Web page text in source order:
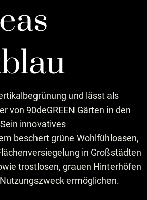
und lässt als
von 90deGREEN Gärten in den
innovatives
beschert grüne Wohlfühloasen,
in Großstädten
trostlosen, grauen Hinterhöfen
ermöglichen.